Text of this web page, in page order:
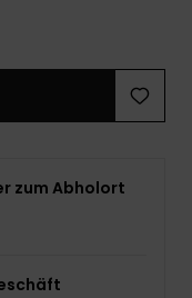
zum Abholort